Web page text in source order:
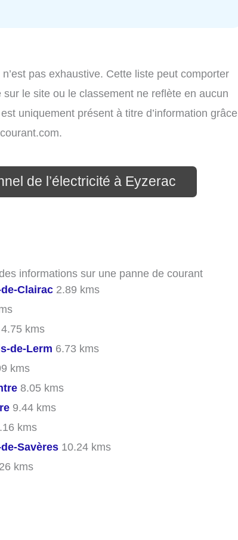
pas exhaustive. Cette liste peut comporter
le site ou le classement ne reflète en aucun
uniquement présent à titre d’information grâce
de l’électricité à Eyzerac
informations sur une panne de courant
Clairac 2.89 kms
4.75 kms
de-Lerm 6.73 kms
kms
8.05 kms
9.44 kms
kms
Savères 10.24 kms
kms